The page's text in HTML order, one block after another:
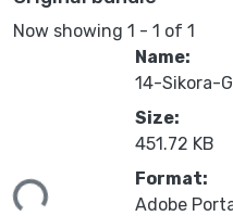
Now showing 1 - 1 of 1
Name:
14-Sikora-
Size:
451.72 KB
Format:
Adobe